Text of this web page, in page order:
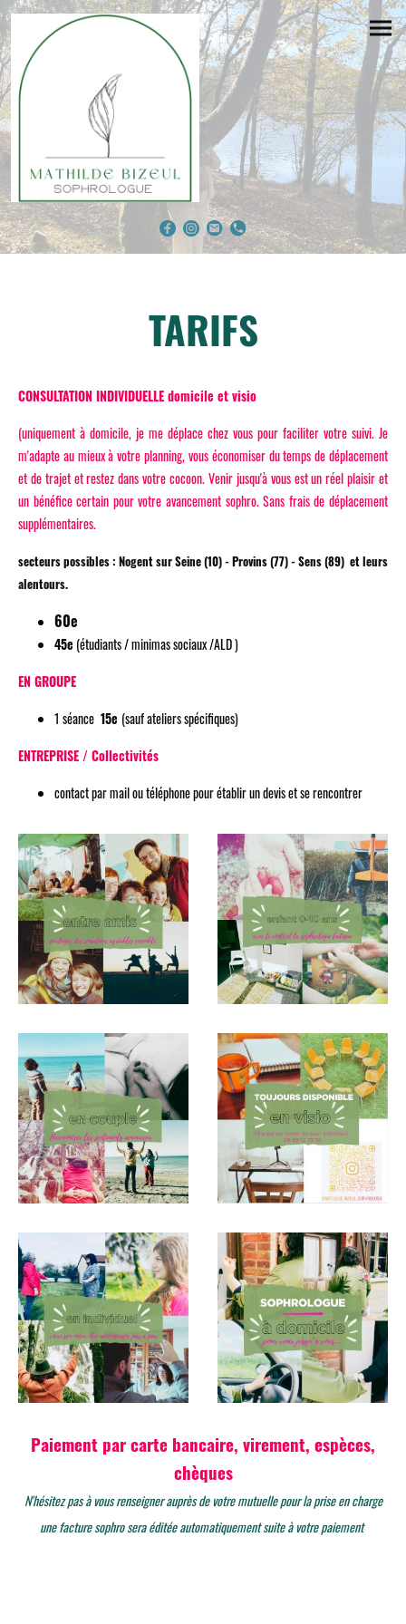
TARIFS
CONSULTATION INDIVIDUELLE domicile et visio
(uniquement à domicile, je me déplace chez vous pour faciliter votre suivi. Je
m'adapte au mieux à votre planning, vous économiser du temps de déplacement
et de trajet et restez dans votre cocoon. Venir jusqu'à vous est un réel plaisir et
un bénéfice certain pour votre avancement sophro. Sans frais de déplacement
supplémentaires.
secteurs possibles : Nogent sur Seine (10) - Provins (77) - Sens (89) et leurs
alentours.
60e
45e (étudiants / minimas sociaux /ALD )
EN GROUPE
1 séance 15e (sauf ateliers spécifiques)
ENTREPRISE / Collectivités
contact par mail ou téléphone pour établir un devis et se rencontrer
Paiement par carte bancaire, virement, espèces,
chèques
N'hésitez pas à vous renseigner auprès de votre mutuelle pour la prise en charge
une facture sophro sera éditée automatiquement suite à votre paiement